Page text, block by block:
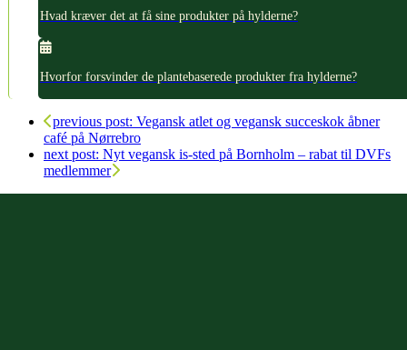
Hvad kræver det at få sine produkter på hylderne?
Hvorfor forsvinder de plantebaserede produkter fra hylderne?
previous post: Vegansk atlet og vegansk succeskok åbner
café på Nørrebro
next post: Nyt vegansk is-sted på Bornholm – rabat til DVFs
medlemmer